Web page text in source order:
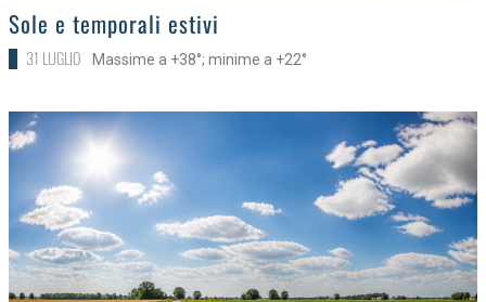
>
Sole e temporali estivi
31 LUGLIO Massime a +38°; minime a +22°